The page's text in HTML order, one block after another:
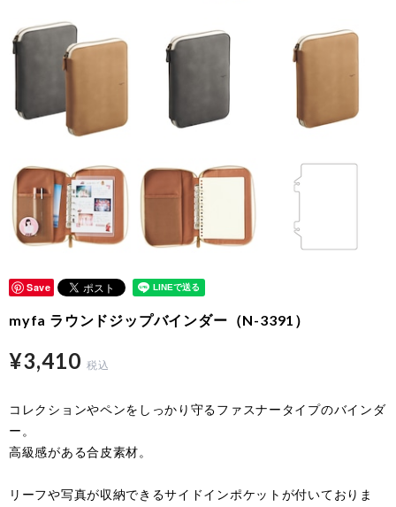
Save
myfa ラウンドジップバインダー（N-3391）
¥3,410 税込
コレクションやペンをしっかり守るファスナータイプのバインダ
ー。
高級感がある合皮素材。
リーフや写真が収納できるサイドインポケットが付いておりま